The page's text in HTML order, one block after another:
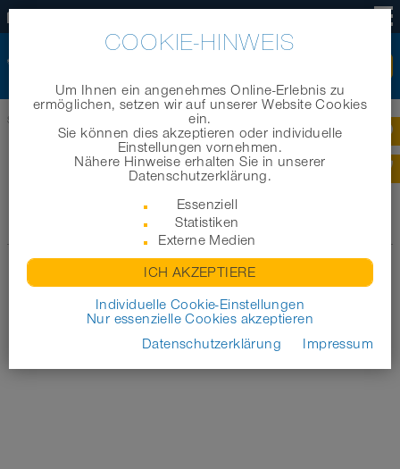
Startseite
NEWS-ARCHIV 2021
COOKIE-HINWEIS
Um Ihnen ein angenehmes Online-Erlebnis zu
ermöglichen, setzen wir auf unserer Website Cookies
ein.
Sie können dies akzeptieren oder individuelle
Einstellungen vornehmen.
Nähere Hinweise erhalten Sie in unserer
Datenschutzerklärung.
Essenziell
Statistiken
Externe Medien
ICH AKZEPTIERE
Individuelle Cookie-Einstellungen
Nur essenzielle Cookies akzeptieren
Datenschutzerklärung
Impressum